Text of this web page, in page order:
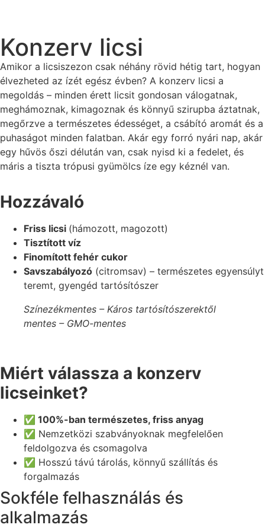
Konzerv licsi
Amikor a licsiszezon csak néhány rövid hétig tart, hogyan
élvezheted az ízét egész évben? A konzerv licsi a
megoldás – minden érett licsit gondosan válogatnak,
meghámoznak, kimagoznak és könnyű szirupba áztatnak,
megőrzve a természetes édességet, a csábító aromát és a
puhaságot minden falatban. Akár egy forró nyári nap, akár
egy hűvös őszi délután van, csak nyisd ki a fedelet, és
máris a tiszta trópusi gyümölcs íze egy kéznél van.
Hozzávaló
Friss licsi (hámozott, magozott)
Tisztított víz
Finomított fehér cukor
Savszabályozó (citromsav) – természetes egyensúlyt
teremt, gyengéd tartósítószer
Színezékmentes – Káros tartósítószerektől
mentes – GMO-mentes
Miért válassza a konzerv
licseinket?
✅ 100%-ban természetes, friss anyag
✅ Nemzetközi szabványoknak megfelelően
feldolgozva és csomagolva
✅ Hosszú távú tárolás, könnyű szállítás és
forgalmazás
Sokféle felhasználás és
alkalmazás